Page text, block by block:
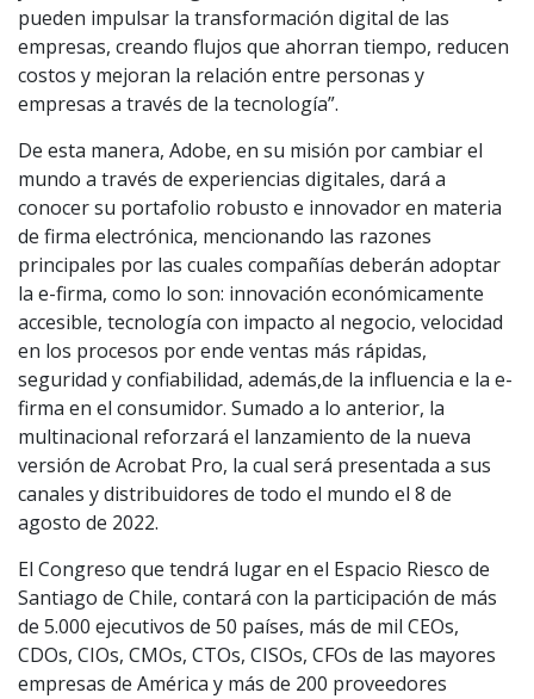
pueden impulsar la transformación digital de las
empresas, creando flujos que ahorran tiempo, reducen
costos y mejoran la relación entre personas y
empresas a través de la tecnología”.
De esta manera, Adobe, en su misión por cambiar el
mundo a través de experiencias digitales, dará a
conocer su portafolio robusto e innovador en materia
de firma electrónica, mencionando las razones
principales por las cuales compañías deberán adoptar
la e-firma, como lo son: innovación económicamente
accesible, tecnología con impacto al negocio, velocidad
en los procesos por ende ventas más rápidas,
seguridad y confiabilidad, además,de la influencia e la e-
firma en el consumidor. Sumado a lo anterior, la
multinacional reforzará el lanzamiento de la nueva
versión de Acrobat Pro, la cual será presentada a sus
canales y distribuidores de todo el mundo el 8 de
agosto de 2022.
El Congreso que tendrá lugar en el Espacio Riesco de
Santiago de Chile, contará con la participación de más
de 5.000 ejecutivos de 50 países, más de mil CEOs,
CDOs, CIOs, CMOs, CTOs, CISOs, CFOs de las mayores
empresas de América y más de 200 proveedores